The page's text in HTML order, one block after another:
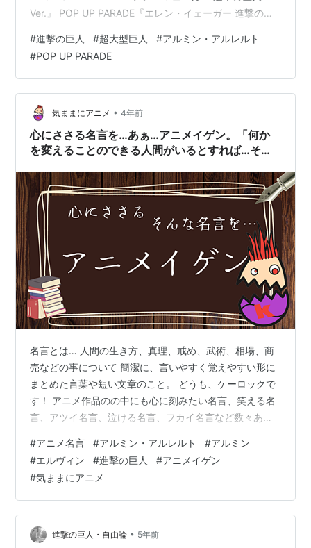
Ver.』 POP UP PARADE『エレン・イェーガー 進撃の巨
巨人Ver.』に続き、 4体目の「ポッパレ巨人」は「アルミ
ン」版の「超大型巨人」♪ フィギュアのサイズは、 ノン
スケールの全高：約26cm。 原型製作は「雄々」。 （※
敬称略） POP UP PARADE『アルミン・アルレルト 超大
型巨…
#進撃の巨人 #超大型巨人 #アルミン・アルレルト
#POP UP PARADE
気ままにアニメ • 4年前
心にささる名言を…あぁ…アニメイゲン。「何か
を変えることのできる人間がいるとすれば…その
人だ。」
名言とは… 人間の生き方、真理、戒め、武術、相場、商
売などの事について 簡潔に、言いやすく覚えやすい形に
まとめた言葉や短い文章のこと。 どうも、ケーロックで
す！ アニメ作品のの中にも心に刻みたい名言、笑える名
言、アツイ名言、泣ける名言、フカイ名言など数々あり
#アニメ名言 #アルミン・アルレルト #アルミン
#エルヴィン #進撃の巨人 #アニメイゲン
#気ままにアニメ
進撃の巨人・自由論 • 5年前